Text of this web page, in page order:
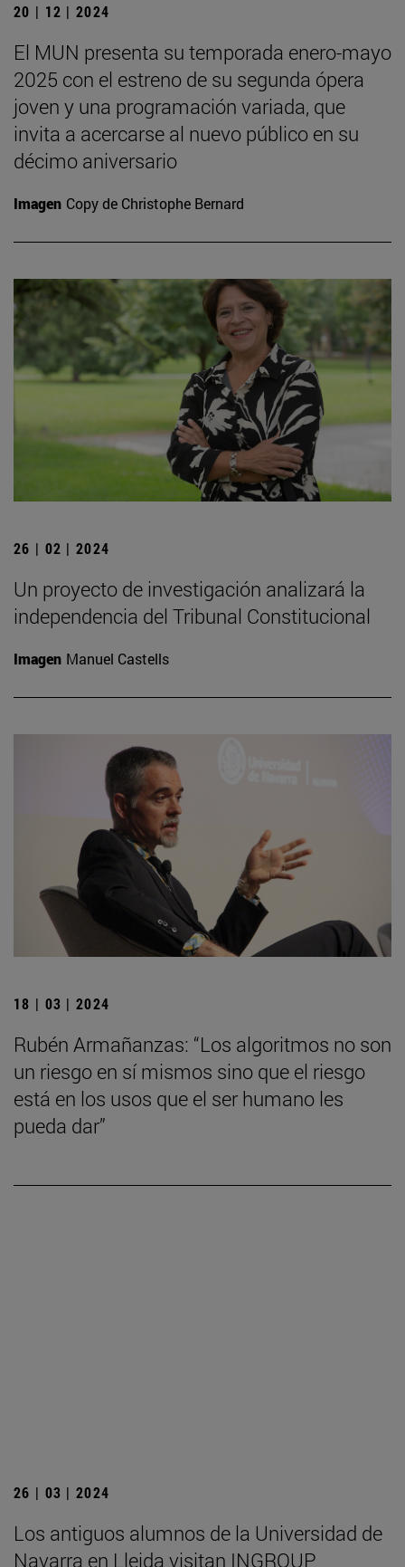
20 | 12 | 2024
El MUN presenta su temporada enero-mayo
2025 con el estreno de su segunda ópera
joven y una programación variada, que
invita a acercarse al nuevo público en su
décimo aniversario
Imagen Copy de Christophe Bernard
26 | 02 | 2024
Un proyecto de investigación analizará la
independencia del Tribunal Constitucional
Imagen Manuel Castells
18 | 03 | 2024
Rubén Armañanzas: “Los algoritmos no son
un riesgo en sí mismos sino que el riesgo
está en los usos que el ser humano les
pueda dar”
26 | 03 | 2024
Los antiguos alumnos de la Universidad de
Navarra en Lleida visitan INGROUP